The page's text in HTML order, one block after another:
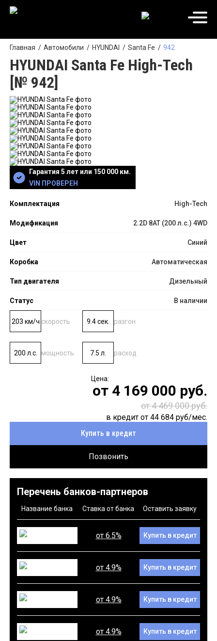
Главная Автомобили HYUNDAI Santa Fe 942
HYUNDAI Santa Fe High-Tech
[№ 942]
Гарантия 5 лет или 150 000 км.
VIN ПРОВЕРЕН
Комплектация High-Tech
Модификация 2.2D 8АТ (200 л.с.) 4WD
Цвет Синий
Коробка Автоматическая
Тип двигателя Дизельный
Статус В наличии
203 км/ч скорость 9.4 сек. разгон
200 л.с. мощность 7.5 л. расход
от 4 169 000 руб.
от 4 469 000 руб.
в кредит от 44 684 руб/мес.
Купить в кредит
Позвонить
Перечень банков-партнеров
Название банка Ставка от банка Оставить заявку
от 6.5% Купить в кредит
от 4.9% Купить в кредит
от 4.9% Купить в кредит
от 4.9% Купить в кредит